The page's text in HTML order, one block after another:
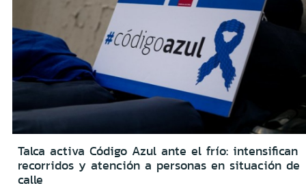
Talca activa Código Azul ante el frío: intensifican
recorridos y atención a personas en situación de
calle